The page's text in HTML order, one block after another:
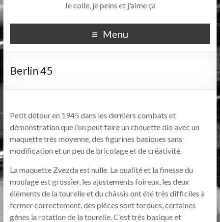
Je colle, je peins et j'aime ça
Menu
Berlin 45
Petit détour en 1945 dans les derniers combats et
démonstration que l’on peut faire un chouette dio avec un
maquette très moyenne, des figurines basiques sans
modification et un peu de bricolage et de créativité.
La maquette Zvezda est nulle. La qualité et la finesse du
moulage est grossier, les ajustements foireux, les deux
éléments de la tourelle et du châssis ont été très difficiles à
fermer correctement, des pièces sont tordues, certaines
gènes la rotation de la tourelle. C’est très basique et